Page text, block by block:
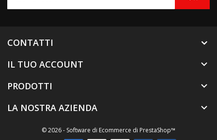
CONTATTI
IL TUO ACCOUNT

PRODOTTI 
LA NOSTRA AZIENDA 
© 2026 - Software di Ecommerce di PrestaShop™